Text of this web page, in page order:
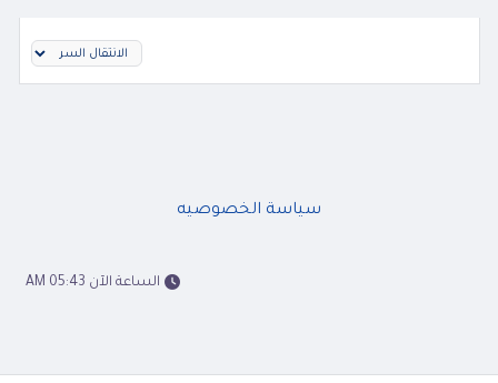
سياسة الخصوصيه
الساعة الآن 05:43 AM